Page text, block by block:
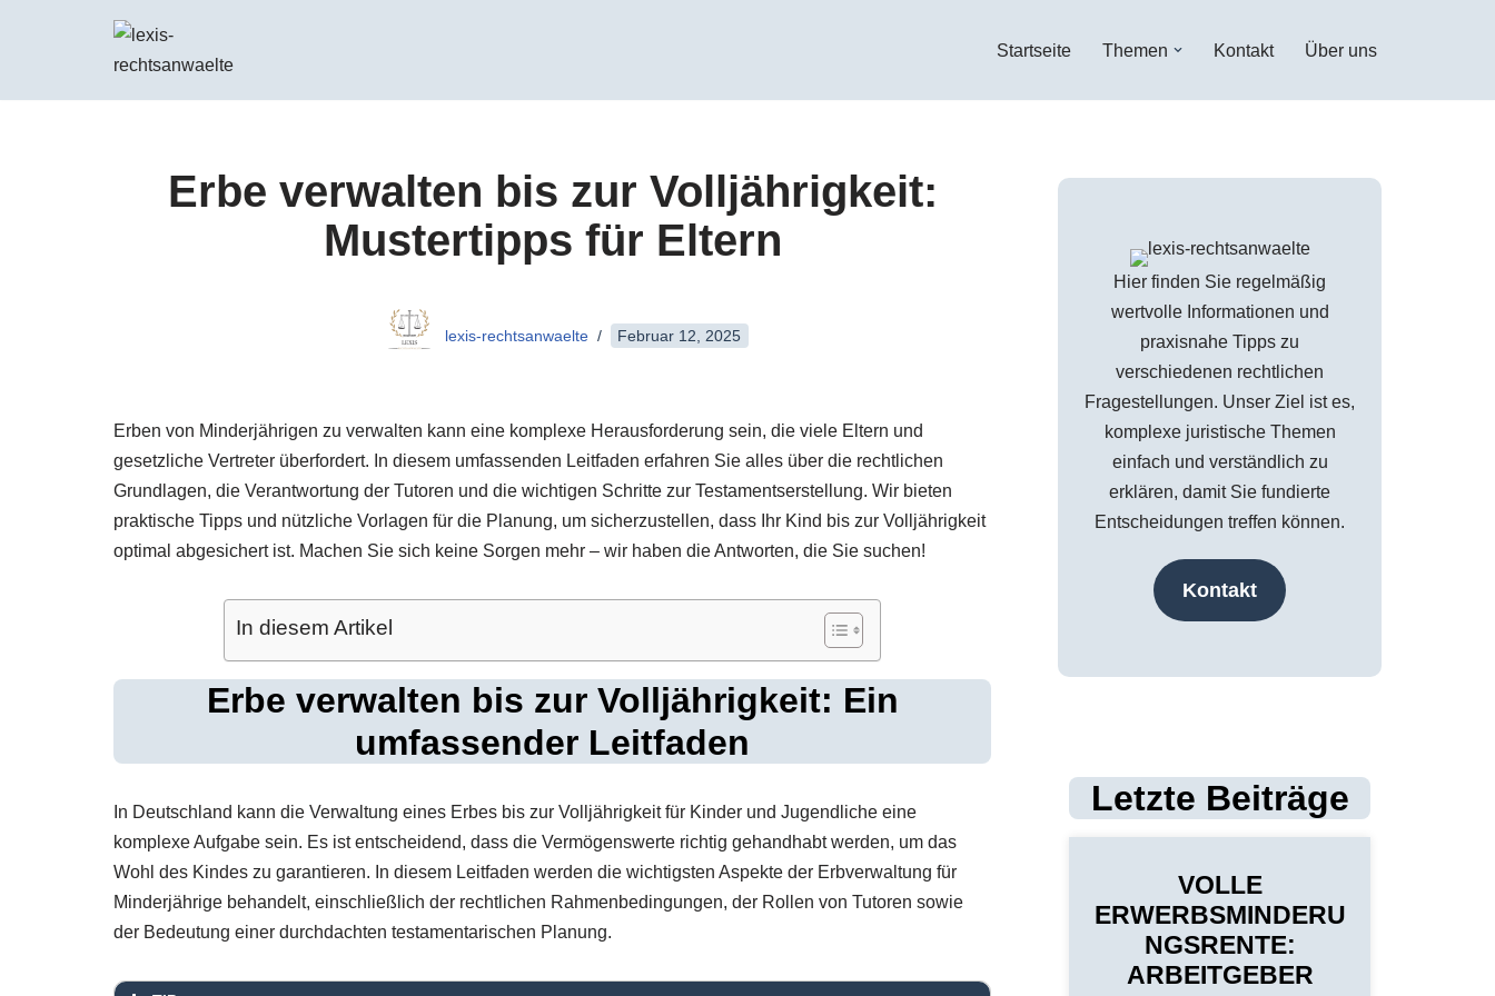
Startseite Themen Kontakt Über uns
Erbe verwalten bis zur Volljährigkeit:
Mustertipps für Eltern
lexis-rechtsanwaelte Februar 12, 2025
Erben von Minderjährigen zu verwalten kann eine komplexe Herausforderung sein, die viele Eltern und
gesetzliche Vertreter überfordert. In diesem umfassenden Leitfaden erfahren Sie alles über die rechtlichen
Grundlagen, die Verantwortung der Tutoren und die wichtigen Schritte zur Testamentserstellung. Wir bieten
praktische Tipps und nützliche Vorlagen für die Planung, um sicherzustellen, dass Ihr Kind bis zur Volljährigkeit
optimal abgesichert ist. Machen Sie sich keine Sorgen mehr – wir haben die Antworten, die Sie suchen!
In diesem Artikel
Erbe verwalten bis zur Volljährigkeit: Ein
umfassender Leitfaden
In Deutschland kann die Verwaltung eines Erbes bis zur Volljährigkeit für Kinder und Jugendliche eine
komplexe Aufgabe sein. Es ist entscheidend, dass die Vermögenswerte richtig gehandhabt werden, um das
Wohl des Kindes zu garantieren. In diesem Leitfaden werden die wichtigsten Aspekte der Erbverwaltung für
Minderjährige behandelt, einschließlich der rechtlichen Rahmenbedingungen, der Rollen von Tutoren sowie
der Bedeutung einer durchdachten testamentarischen Planung.
Hier finden Sie regelmäßig
wertvolle Informationen und
praxisnahe Tipps zu
verschiedenen rechtlichen
Fragestellungen. Unser Ziel ist es,
komplexe juristische Themen
einfach und verständlich zu
erklären, damit Sie fundierte
Entscheidungen treffen können.
Kontakt
Letzte Beiträge
VOLLE
ERWERBSMINDERU
NGSRENTE:
ARBEITGEBER